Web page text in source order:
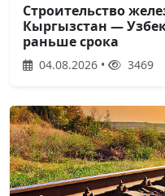
Строительство
Кыргызстан —
раньше срока
04.08.2026 • 3469